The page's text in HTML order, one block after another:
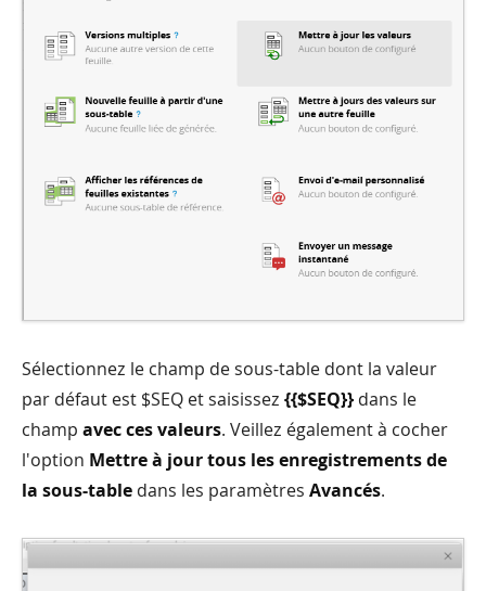
Sélectionnez le champ de sous-table dont la valeur
par défaut est $SEQ et saisissez {{$SEQ}} dans le
champ avec ces valeurs. Veillez également à cocher
l'option Mettre à jour tous les enregistrements de
la sous-table dans les paramètres Avancés.